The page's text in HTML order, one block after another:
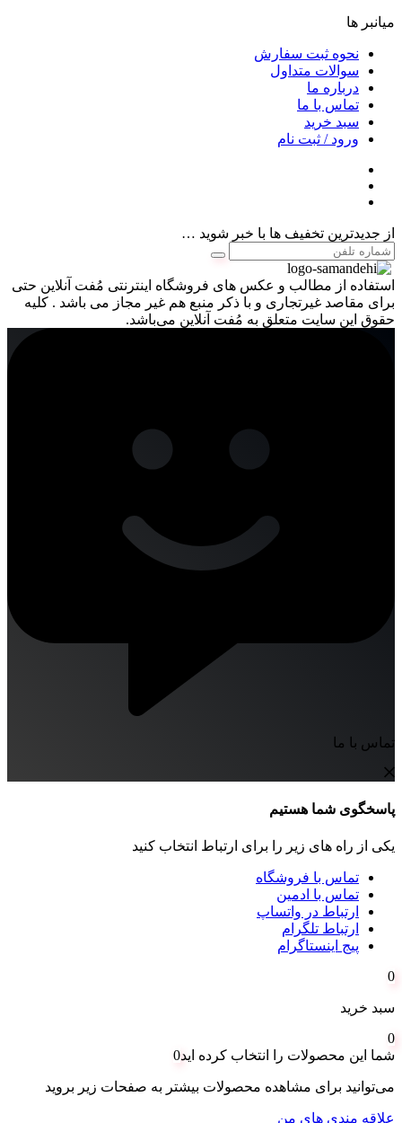
میانبر ها
نحوه ثبت سفارش
سوالات متداول
درباره ما
تماس با ما
سبد خرید
ورود / ثبت نام
از جدیدترین تخفیف ها با خبر شوید …
استفاده از مطالب و عکس های فروشگاه اینترنتی مُفت آنلاین حتی
برای مقاصد غیرتجاری و با ذکر منبع هم غیر مجاز می باشد . کلیه
حقوق این سایت متعلق به مُفت آنلاین می‌باشد.
تماس با ما
پاسخگوی شما هستیم
یکی از راه های زیر را برای ارتباط انتخاب کنید
تماس با فروشگاه
تماس با ادمین
ارتباط در واتساپ
ارتباط تلگرام
پیج اینستاگرام
0
سبد خرید
0
شما این محصولات را انتخاب کرده اید0
می‌توانید برای مشاهده محصولات بیشتر به صفحات زیر بروید
علاقه مندی های من